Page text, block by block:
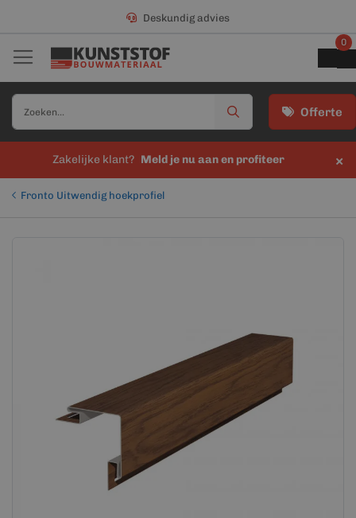
Deskundig advies
Offerte
0
Zakelijke klant? Meld je nu aan en profiteer ×
Fronto Uitwendig hoekprofiel